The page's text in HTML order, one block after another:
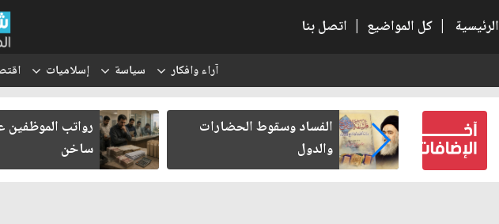
الرئيسية | كل المواضيع | اتصل بنا
آراء وافكار سياسة إسلاميات
كتب لنفسه
الفساد وسقوط الحضارات
والدول
رواتب
ساخن